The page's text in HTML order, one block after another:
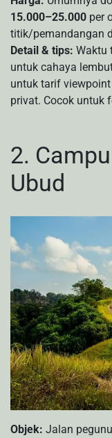
15.000–25.000 per
titik/pemandangan
Detail & tips: Waktu
untuk cahaya
untuk tarif
privat. Cocok untuk
2.
Ubud
Objek: Jalan